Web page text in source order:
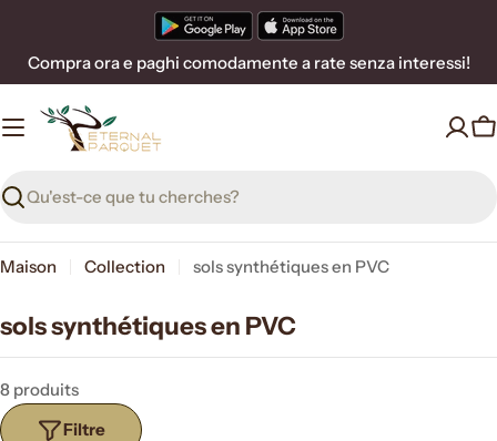
contenu
Compra ora e paghi comodamente a rate senza interessi!
Recherche
Maison Collection sols synthétiques en PVC
sols synthétiques en PVC
8 produits
Filtre